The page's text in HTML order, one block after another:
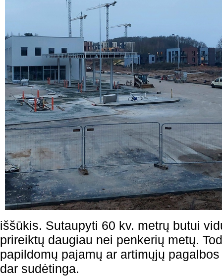
iššūkis. Sutaupyti 60 kv. metrų butui
prireiktų daugiau nei penkerių metų.
papildomų pajamų ar artimųjų
dar sudėtinga.